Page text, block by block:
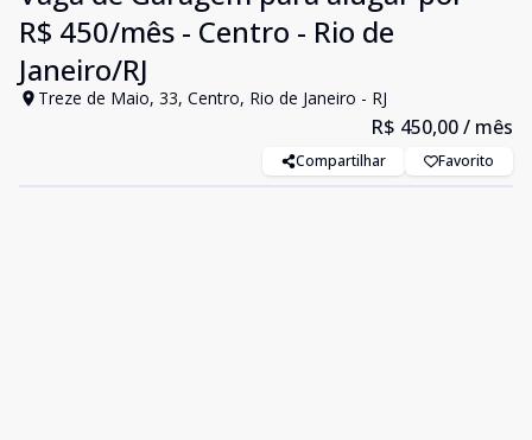
R$ 450/mês - Centro - Rio de
Janeiro/RJ
Treze de Maio, 33, Centro, Rio de Janeiro - RJ
R$ 450,00/ mês
Compartilhar Favorito